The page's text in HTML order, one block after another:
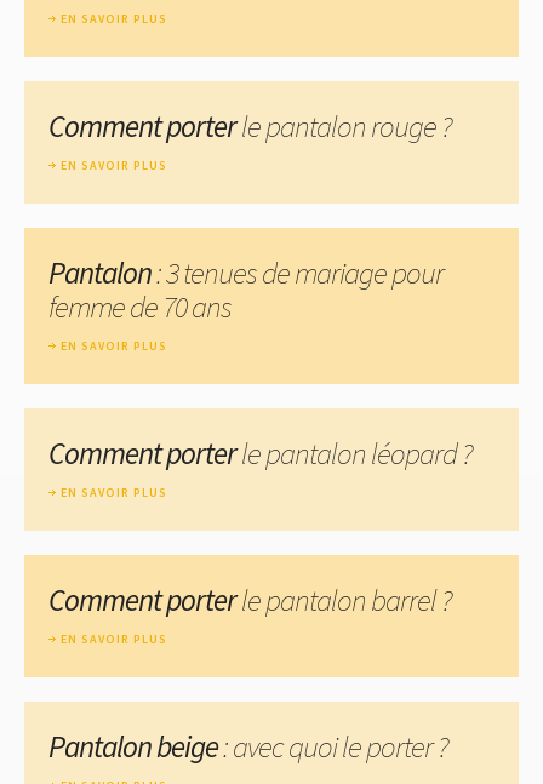
EN SAVOIR PLUS
Comment porterle pantalon rouge ?
EN SAVOIR PLUS
Pantalon: 3 tenues de mariage pour
femme de 70 ans
EN SAVOIR PLUS
Comment porterle pantalon léopard ?
EN SAVOIR PLUS
Comment porterle pantalon barrel ?
EN SAVOIR PLUS
Pantalon beige: avec quoi le porter ?